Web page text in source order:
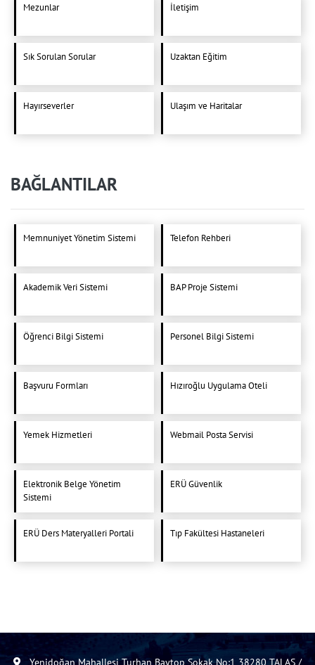
Mezunlar İletişim
Sık Sorulan Sorular Uzaktan Eğitim
Hayırseverler Ulaşım ve Haritalar
BAĞLANTILAR
Memnuniyet Yönetim Sistemi Telefon Rehberi
Akademik Veri Sistemi BAP Proje Sistemi
Öğrenci Bilgi Sistemi Personel Bilgi Sistemi
Başvuru Formları Hızıroğlu Uygulama Oteli
Yemek Hizmetleri Webmail Posta Servisi
Elektronik Belge Yönetim
Sistemi
ERÜ Güvenlik
ERÜ Ders Materyalleri Portali Tıp Fakültesi Hastaneleri
Yenidoğan Mahallesi Turhan Baytop Sokak No:1 38280 TALAS /